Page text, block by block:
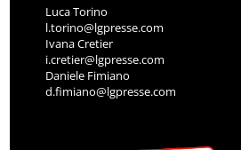
Luca Torino
l.torino@lgpresse.com
Ivana Cretier
i.cretier@lgpresse.com
Daniele Fimiano
d.fimiano@lgpresse.com